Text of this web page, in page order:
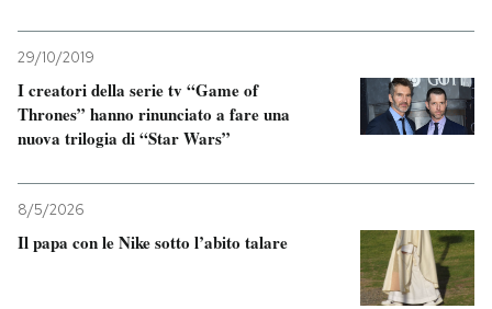
29/10/2019
I creatori della serie tv “Game of
Thrones” hanno rinunciato a fare una
nuova trilogia di “Star Wars”
8/5/2026
Il papa con le Nike sotto l’abito talare